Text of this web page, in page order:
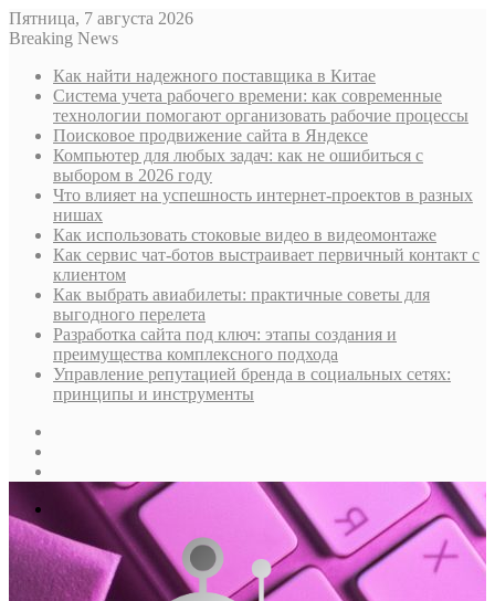
Пятница, 7 августа 2026
Breaking News
Как найти надежного поставщика в Китае
Система учета рабочего времени: как современные
технологии помогают организовать рабочие процессы
Поисковое продвижение сайта в Яндексе
Компьютер для любых задач: как не ошибиться с
выбором в 2026 году
Что влияет на успешность интернет-проектов в разных
нишах
Как использовать стоковые видео в видеомонтаже
Как сервис чат-ботов выстраивает первичный контакт с
клиентом
Как выбрать авиабилеты: практичные советы для
выгодного перелета
Разработка сайта под ключ: этапы создания и
преимущества комплексного подхода
Управление репутацией бренда в социальных сетях:
принципы и инструменты
Меню